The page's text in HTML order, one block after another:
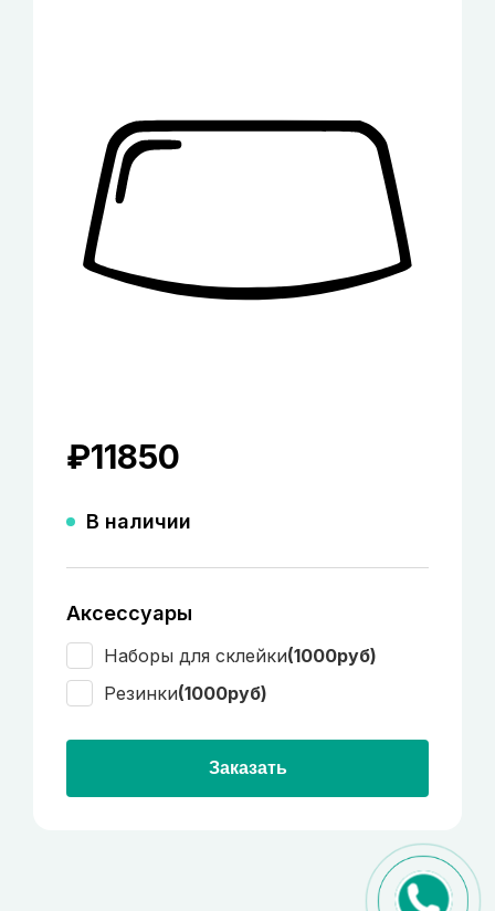
₽11850
В наличии
Аксессуары
Наборы для склейки(1000руб)
Резинки(1000руб)
Заказать